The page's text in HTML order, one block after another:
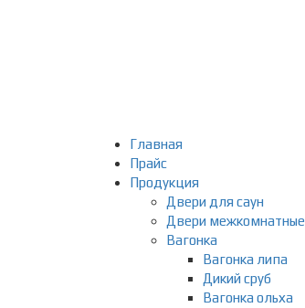
Главная
Прайс
Продукция
Двери для саун
Двери межкомнатные
Вагонка
Вагонка липа
Дикий сруб
Вагонка ольха